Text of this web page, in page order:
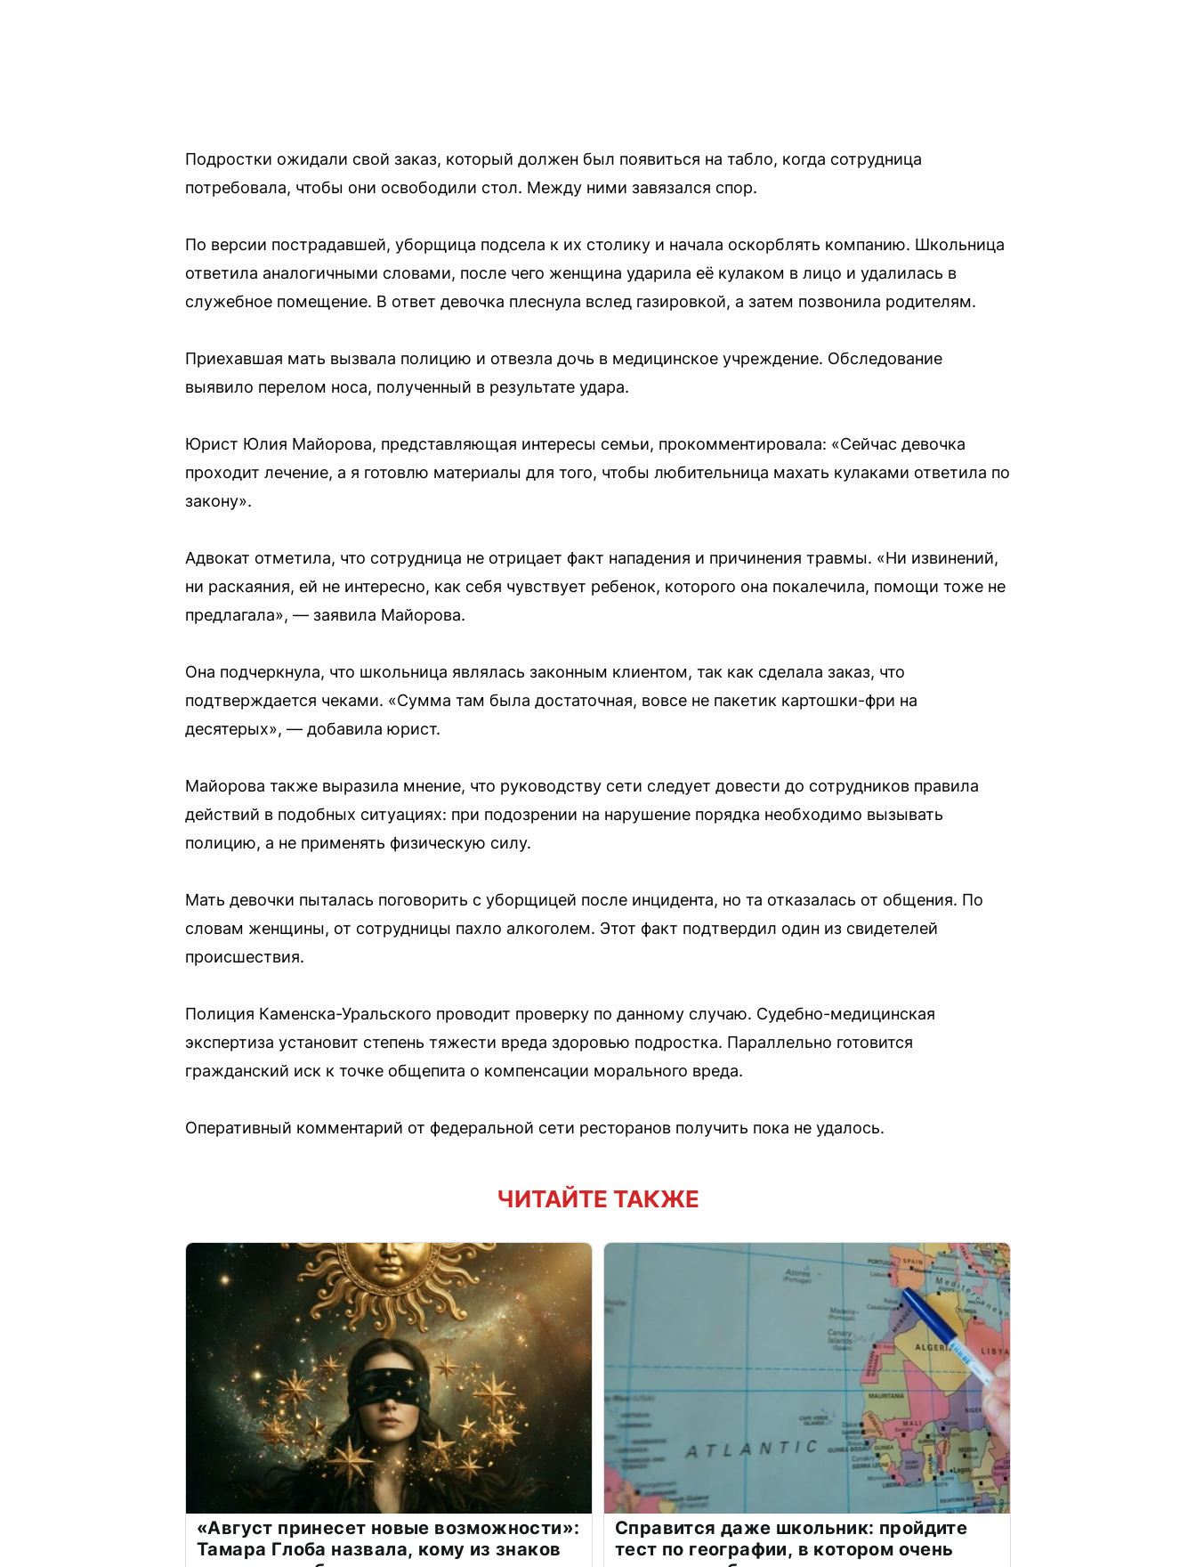
Подростки ожидали свой заказ, который должен был появиться на табло, когда сотрудница
потребовала, чтобы они освободили стол. Между ними завязался спор.
По версии пострадавшей, уборщица подсела к их столику и начала оскорблять компанию. Школьница
ответила аналогичными словами, после чего женщина ударила её кулаком в лицо и удалилась в
служебное помещение. В ответ девочка плеснула вслед газировкой, а затем позвонила родителям.
Приехавшая мать вызвала полицию и отвезла дочь в медицинское учреждение. Обследование
выявило перелом носа, полученный в результате удара.
Юрист Юлия Майорова, представляющая интересы семьи, прокомментировала: «Сейчас девочка
проходит лечение, а я готовлю материалы для того, чтобы любительница махать кулаками ответила по
закону».
Адвокат отметила, что сотрудница не отрицает факт нападения и причинения травмы. «Ни извинений,
ни раскаяния, ей не интересно, как себя чувствует ребенок, которого она покалечила, помощи тоже не
предлагала», — заявила Майорова.
Она подчеркнула, что школьница являлась законным клиентом, так как сделала заказ, что
подтверждается чеками. «Сумма там была достаточная, вовсе не пакетик картошки-фри на
десятерых», — добавила юрист.
Майорова также выразила мнение, что руководству сети следует довести до сотрудников правила
действий в подобных ситуациях: при подозрении на нарушение порядка необходимо вызывать
полицию, а не применять физическую силу.
Мать девочки пыталась поговорить с уборщицей после инцидента, но та отказалась от общения. По
словам женщины, от сотрудницы пахло алкоголем. Этот факт подтвердил один из свидетелей
происшествия.
Полиция Каменска-Уральского проводит проверку по данному случаю. Судебно-медицинская
экспертиза установит степень тяжести вреда здоровью подростка. Параллельно готовится
гражданский иск к точке общепита о компенсации морального вреда.
Оперативный комментарий от федеральной сети ресторанов получить пока не удалось.
ЧИТАЙТЕ ТАКЖЕ
«Август принесет новые возможности»:
Тамара Глоба назвала, кому из знаков
Справится даже школьник: пройдите
тест по географии, в котором очень